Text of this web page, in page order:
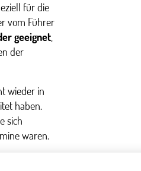
für die
vom Führer
geeignet
der
wieder in
haben.
sich
waren.